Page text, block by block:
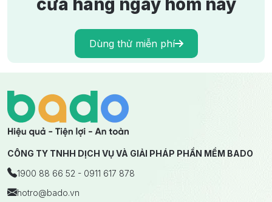
cửa hàng ngay hôm nay
Dùng thử miễn phí
CÔNG TY TNHH DỊCH VỤ VÀ GIẢI PHÁP PHẦN MỀM BADO
1900 88 66 52 - 0911 617 878
hotro@bado.vn